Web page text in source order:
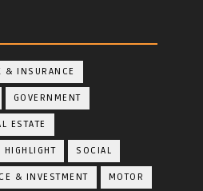
& INSURANCE
GOVERNMENT
ESTATE
HIGHLIGHT SOCIAL
& INVESTMENT MOTOR